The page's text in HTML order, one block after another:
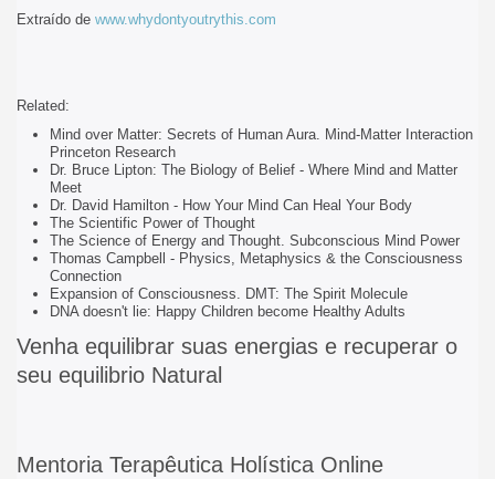
Extraído de www.whydontyoutrythis.com
Related:
Mind over Matter: Secrets of Human Aura. Mind-Matter Interaction
Princeton Research
Dr. Bruce Lipton: The Biology of Belief - Where Mind and Matter
Meet
Dr. David Hamilton - How Your Mind Can Heal Your Body
The Scientific Power of Thought
The Science of Energy and Thought. Subconscious Mind Power
Thomas Campbell - Physics, Metaphysics & the Consciousness
Connection
Expansion of Consciousness. DMT: The Spirit Molecule
DNA doesn't lie: Happy Children become Healthy Adults
Venha equilibrar suas energias e recuperar o
seu equilibrio Natural
Mentoria Terapêutica Holística Online